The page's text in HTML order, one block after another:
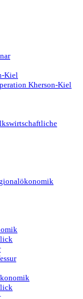
Kiel
Kherson-Kiel